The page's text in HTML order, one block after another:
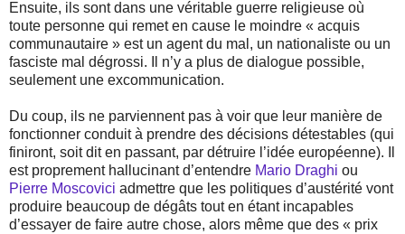
Ensuite, ils sont dans une véritable guerre religieuse où
toute personne qui remet en cause le moindre « acquis
communautaire » est un agent du mal, un nationaliste ou un
fasciste mal dégrossi. Il n’y a plus de dialogue possible,
seulement une excommunication.
Du coup, ils ne parviennent pas à voir que leur manière de
fonctionner conduit à prendre des décisions détestables (qui
finiront, soit dit en passant, par détruire l’idée européenne). Il
est proprement hallucinant d’entendre Mario Draghi ou
Pierre Moscovici admettre que les politiques d’austérité vont
produire beaucoup de dégâts tout en étant incapables
d’essayer de faire autre chose, alors même que des « prix